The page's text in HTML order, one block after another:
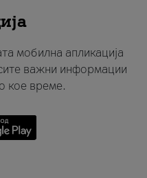
мобилна апликација
важни информации
кое време.